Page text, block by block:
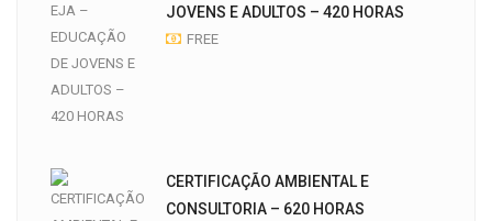
JOVENS E ADULTOS – 420 HORAS
FREE
CERTIFICAÇÃO AMBIENTAL E
CONSULTORIA – 620 HORAS